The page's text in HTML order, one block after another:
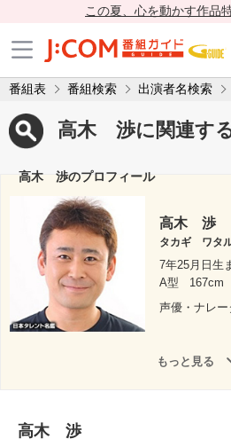
この夏、心を動かす作品
番組表 番組検索 出演者名検索
高木 渉に関連す
高木 渉のプロフィール
高木 渉
タカギ ワタ
7年25月日生
A型
167cm
声優・ナレ
もっと見る
高木 渉